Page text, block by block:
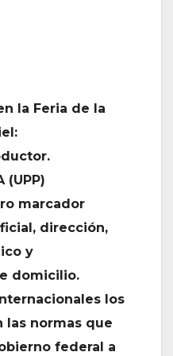
la Feria de la
(UPP)
marcador
dirección,
y
domicilio.
los
las normas que
federal a